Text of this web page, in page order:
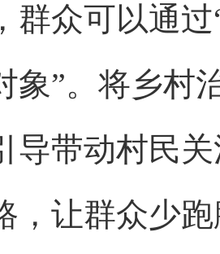
群众可以通
象”。将乡村
导带动村民
，让群众少